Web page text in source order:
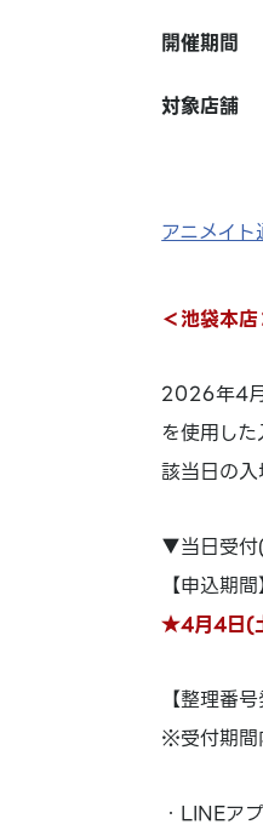
開催期間
対象店舗
アニメイ
＜池袋本
2026年4
を使用した
該当日の
▼当日受
【申込期間
★4月4日(
【整理番
※受付期間
・LINEア